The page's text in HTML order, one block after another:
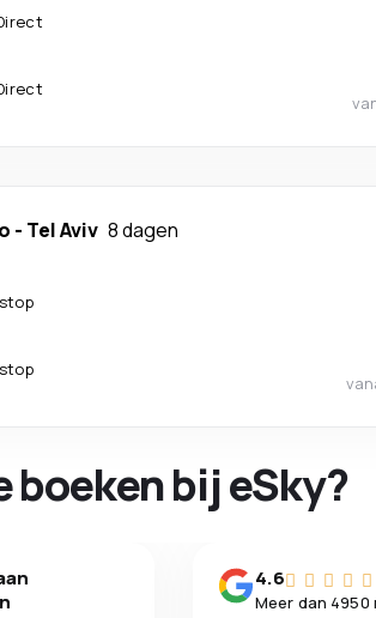
- Tel Aviv 8 dagen
boeken bij eSky?
4.6
Meer dan 4950